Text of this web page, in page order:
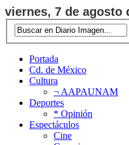
viernes, 7 de agosto
Portada
Cd. de México
Cultura
¬ AAPAUNAM
Deportes
* Opinión
Espectáculos
Cine